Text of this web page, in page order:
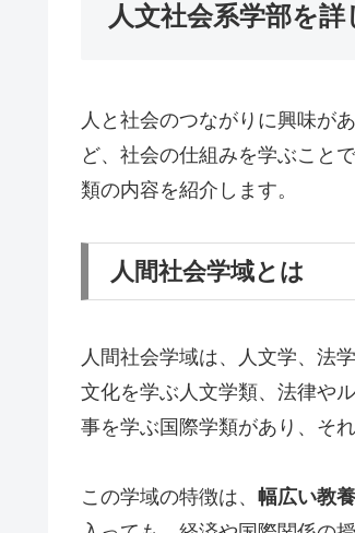
人文社会系学部を
人と社会のつながりに興味が
ど、社会の仕組みを学ぶこと
類の内容を紹介します。
人間社会学域とは
人間社会学域は、人文学、法
文化を学ぶ人文学類、法律や
事を学ぶ国際学類があり、そ
この学域の特徴は、 幅広い教養